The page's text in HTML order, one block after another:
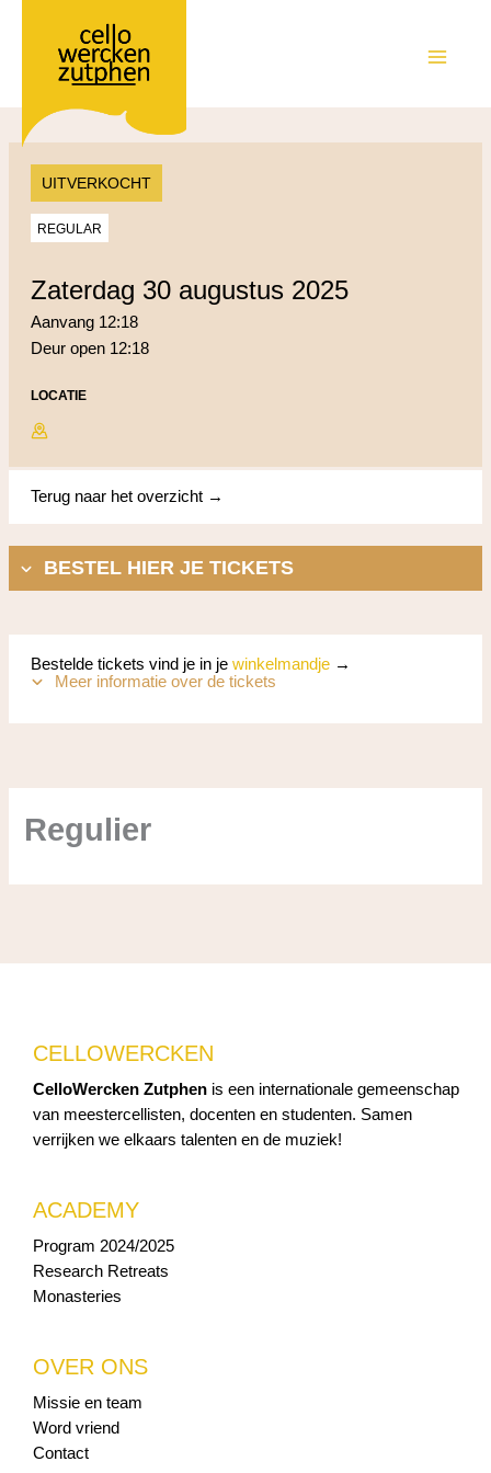
Regulier
UITVERKOCHT
REGULAR
zaterdag 30 augustus 2025
Aanvang 12:18
Deur open 12:18
LOCATIE
Terug naar het overzicht →
BESTEL HIER JE TICKETS
Bestelde tickets vind je in je winkelmandje→
Meer informatie over de tickets
CELLOWERCKEN
CelloWercken Zutphen is een internationale gemeenschap
van meestercellisten, docenten en studenten. Samen
verrijken we elkaars talenten en de muziek!
ACADEMY
Program 2024/2025
Research Retreats
Monasteries
OVER ONS
Missie en team
Word vriend
Contact